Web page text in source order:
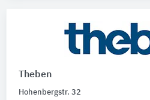
Theben
Hohenbergstr. 32